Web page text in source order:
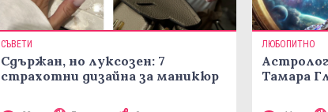
СЪВЕТИ
Сдържан, но луксозен: 7
страхотни дизайна за маникюр
ЛЮБОПИТНО
Тамара